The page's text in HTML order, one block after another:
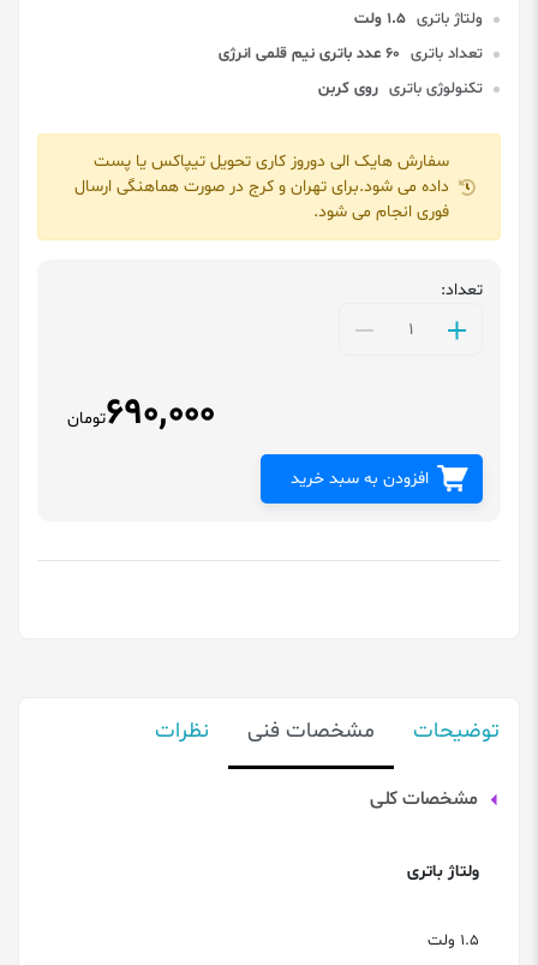
ولتاژ باتری 1.5 ولت
تعداد باتری 60 عدد باتری نیم قلمی انرژی
تکنولوژی باتری روی کربن
سفارش هایک الی دوروز کاری تحویل تیپاکس یا پست
داده می شود.برای تهران و کرج در صورت هماهنگی ارسال
فوری انجام می شود.
تعداد:
690,000تومان
افزودن به سبد خرید
توضیحات مشخصات فنی نظرات
مشخصات کلی
ولتاژ باتری
1.5 ولت